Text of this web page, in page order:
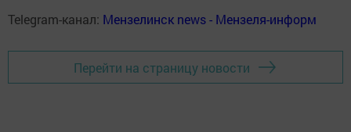
Telegram-канал: Мензелинск news - Мензеля-информ
Перейти на страницу новости